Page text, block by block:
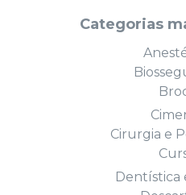
Categorias
Cirurgia e
Dentística